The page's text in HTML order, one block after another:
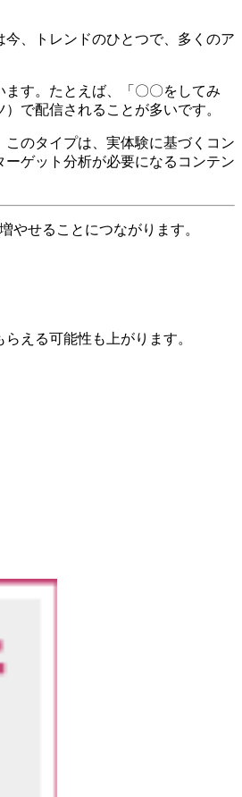
、トレンドのひとつで、多くのア
す。たとえば、「〇〇をしてみ
で配信されることが多いです。
のタイプは、実体験に基づくコン
ゲット分析が必要になるコンテン
やせることにつながります。
える可能性も上がります。